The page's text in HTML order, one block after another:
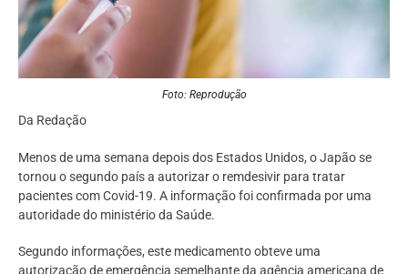
Foto: Reprodução
Da Redação
Menos de uma semana depois dos Estados Unidos, o Japão se
tornou o segundo país a autorizar o remdesivir para tratar
pacientes com Covid-19. A informação foi confirmada por uma
autoridade do ministério da Saúde.
Segundo informações, este medicamento obteve uma
autorização de emergência semelhante da agência americana de